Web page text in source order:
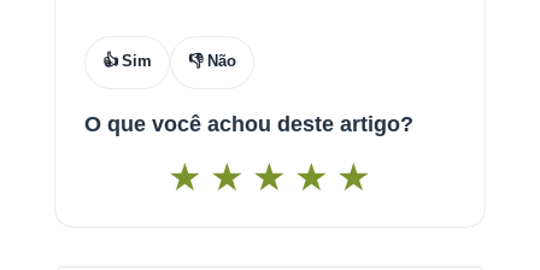
👍 Sim 👎 Não
O que você achou deste artigo?
★ ★ ★ ★ ★